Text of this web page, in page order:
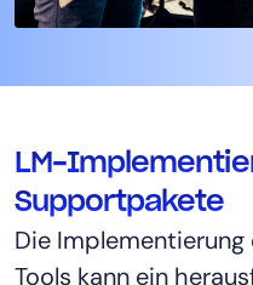
LM-
Supportpakete
Die
Tools kann ein